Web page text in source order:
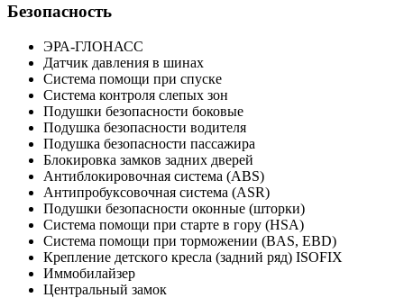
Безопасность
ЭРА-ГЛОНАСС
Датчик давления в шинах
Система помощи при спуске
Система контроля слепых зон
Подушки безопасности боковые
Подушка безопасности водителя
Подушка безопасности пассажира
Блокировка замков задних дверей
Антиблокировочная система (ABS)
Антипробуксовочная система (ASR)
Подушки безопасности оконные (шторки)
Система помощи при старте в гору (HSA)
Система помощи при торможении (BAS, EBD)
Крепление детского кресла (задний ряд) ISOFIX
Иммобилайзер
Центральный замок